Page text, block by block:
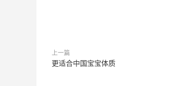
上一篇
更适合中国宝宝体质